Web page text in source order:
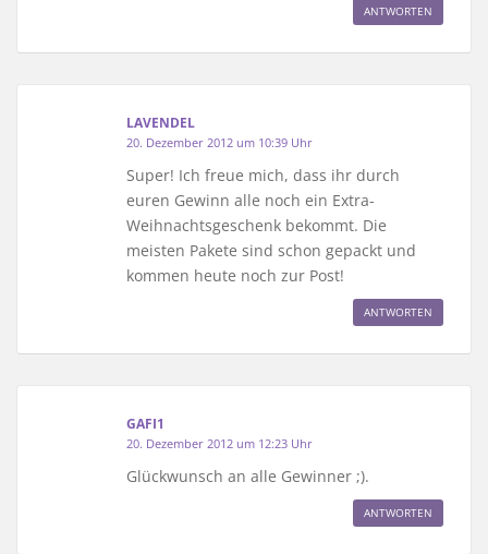
ANTWORTEN
LAVENDEL
20. Dezember 2012 um 10:39 Uhr
Super! Ich freue mich, dass ihr durch
euren Gewinn alle noch ein Extra-
Weihnachtsgeschenk bekommt. Die
meisten Pakete sind schon gepackt und
kommen heute noch zur Post!
ANTWORTEN
GAFI1
20. Dezember 2012 um 12:23 Uhr
Glückwunsch an alle Gewinner ;).
ANTWORTEN